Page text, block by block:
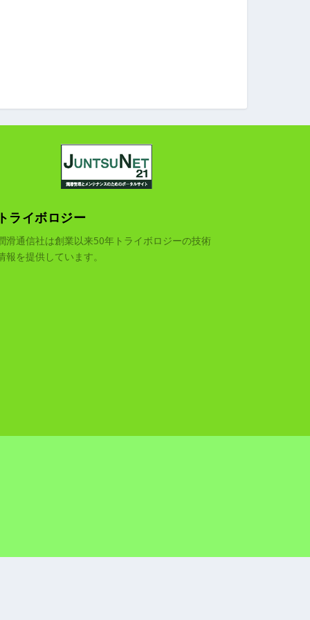
ライボロジー
滑通信社は創業以来50年トライボロジーの技術
報を提供しています。